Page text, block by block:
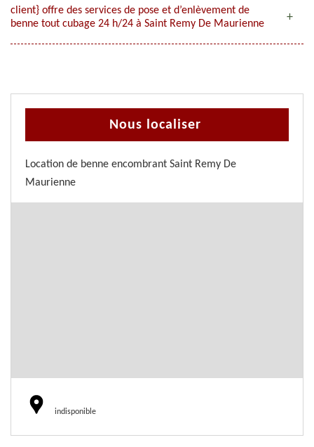
client} offre des services de pose et d’enlèvement de
benne tout cubage 24 h/24 à Saint Remy De Maurienne
Nous localiser
Location de benne encombrant Saint Remy De
Maurienne
indisponible